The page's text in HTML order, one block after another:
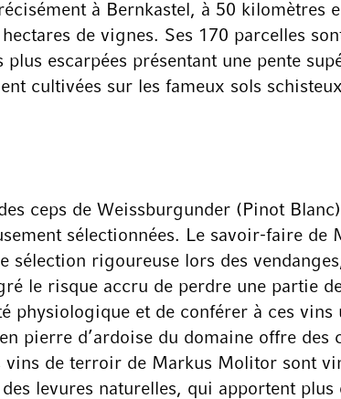
à Bernkastel, à 50 kilomètres
de vignes. Ses 170 parcelles
escarpées présentant une pente
cultivées sur les fameux sols
ceps de Weissburgunder (Pinot
sélectionnées. Le savoir-faire de
sélection rigoureuse lors des
le risque accru de perdre une partie
physiologique et de conférer à ces
pierre d’ardoise du domaine offre des
de terroir de Markus Molitor sont
levures naturelles, qui apportent